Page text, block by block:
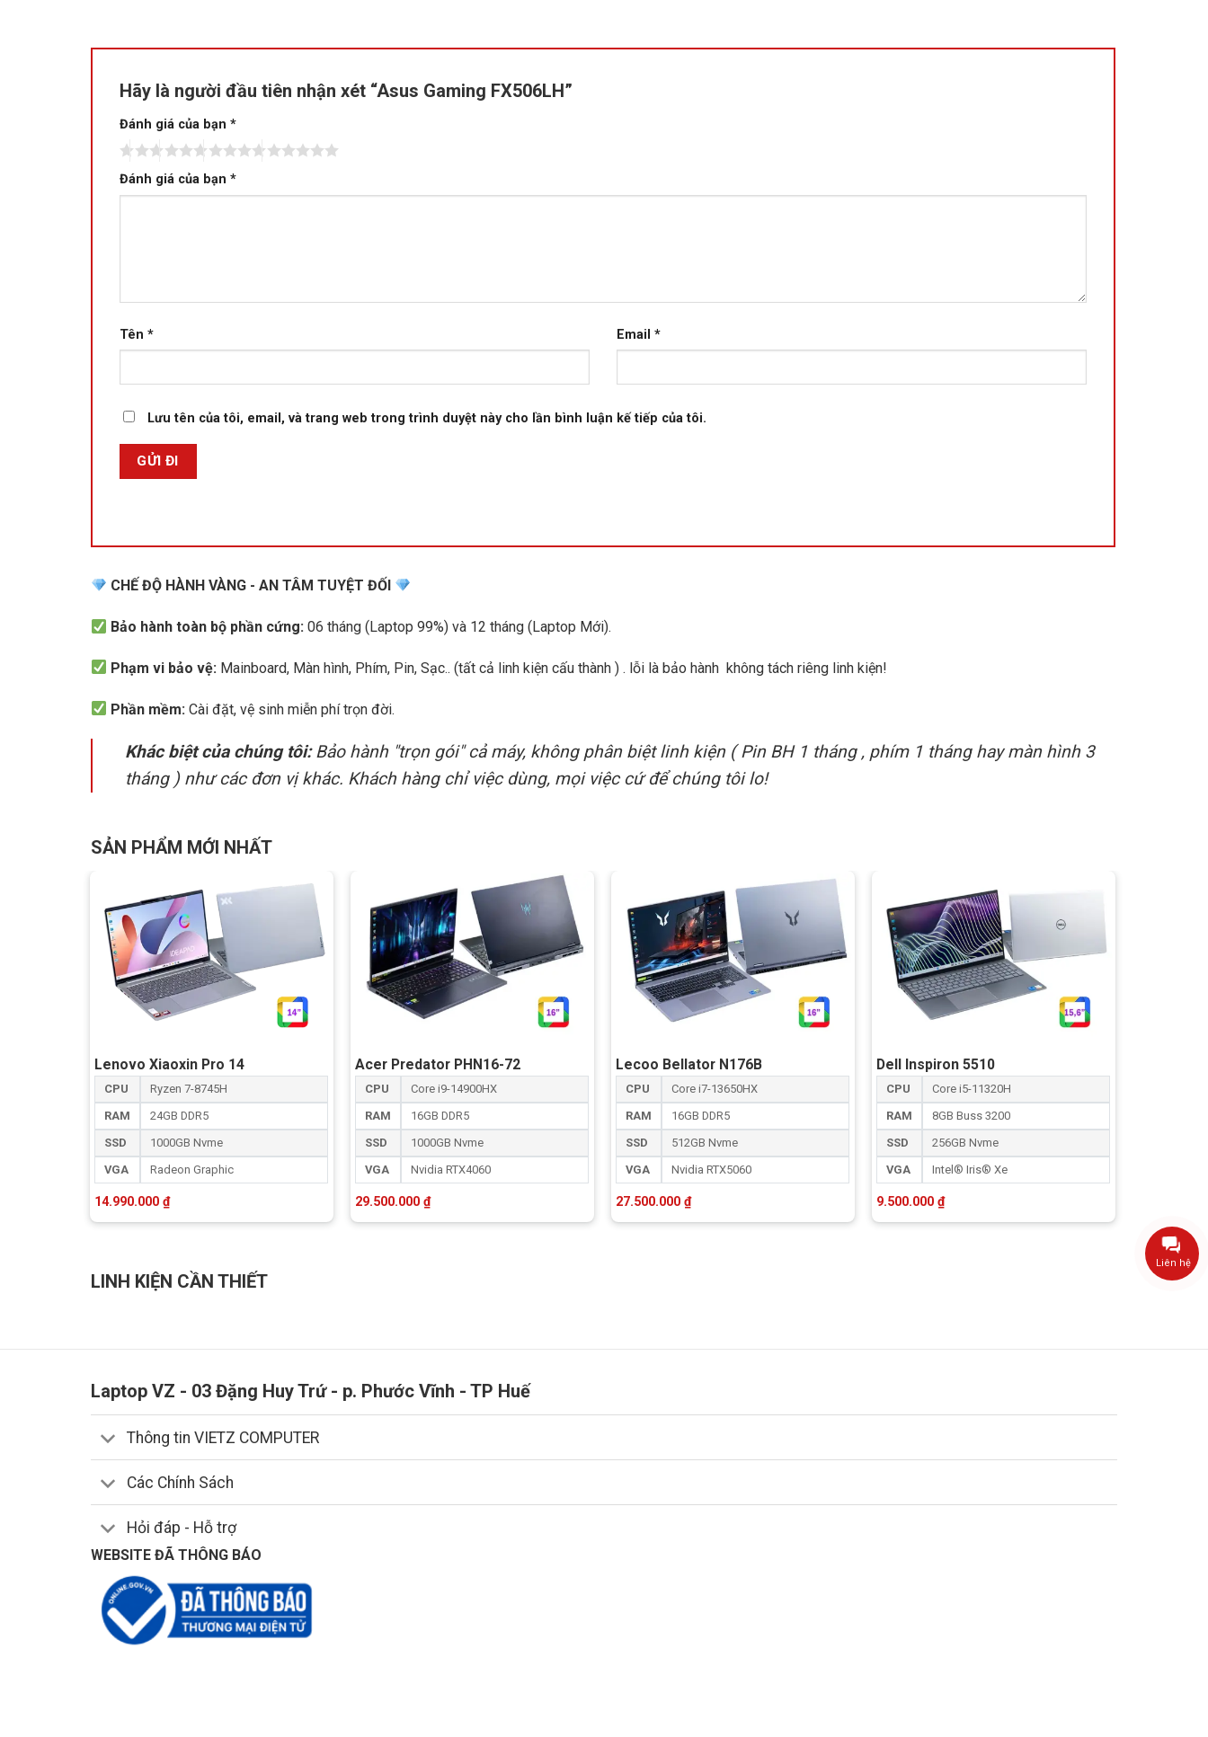
hiệu năng hoàn toàn ưng ý.
Đây là card đồ họa với kiến trúc Turing danh tiếng, giúp bạn có thể chơi tốt mọi game eSports và sẵn sàng
cho các tựa game bom tấn AAA.
cực đỉnh.
Hãy là người đầu tiên nhận xét “Asus Gaming FX506LH”
Đánh giá của bạn *
Đánh giá của bạn *
Tên * Email *
Lưu tên của tôi, email, và trang web trong trình duyệt này cho lần bình luận kế tiếp của tôi.
CHẾ ĐỘ HÀNH VÀNG - AN TÂM TUYỆT ĐỐI
Bảo hành toàn bộ phần cứng:06 tháng (Laptop 99%) và 12 tháng (Laptop Mới).
Phạm vi bảo vệ:Mainboard, Màn hình, Phím, Pin, Sạc.. (tất cả linh kiện cấu thành ) . lỗi là bảo hành không tách riêng linh kiện!
Phần mềm: Cài đặt, vệ sinh miễn phí trọn đời.
Khác biệt của chúng tôi:Bảo hành "trọn gói" cả máy, không phân biệt linh kiện ( Pin BH 1 tháng , phím 1 tháng hay màn hình 3
tháng ) như các đơn vị khác. Khách hàng chỉ việc dùng, mọi việc cứ để chúng tôi lo!
SẢN PHẨM MỚI NHẤT
Lenovo Xiaoxin Pro 14
CPU
Ryzen 7-8745H
RAM
24GB DDR5
SSD
1000GB Nvme
VGA
Radeon Graphic
14.990.000₫
Acer Predator PHN16-72
CPU
Core i9-14900HX
RAM
16GB DDR5
SSD
1000GB Nvme
VGA
Nvidia RTX4060
29.500.000₫
Lecoo Bellator N176B
CPU
Core i7-13650HX
RAM
16GB DDR5
SSD
512GB Nvme
VGA
Nvidia RTX5060
27.500.000₫
Dell Inspiron 5510
CPU
Core i5-11320H
RAM
8GB Buss 3200
SSD
256GB Nvme
VGA
Intel® Iris® Xe
9.500.000₫
LINH KIỆN CẦN THIẾT
Laptop VZ - 03 Đặng Huy Trứ - p. Phước Vĩnh - TP Huế
Thông tin VIETZ COMPUTER
Các Chính Sách
Hỏi đáp - Hỗ trợ
WEBSITE ĐÃ THÔNG BÁO
Liên hệ